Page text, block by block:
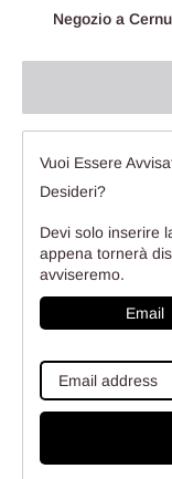
Negozio a
Vuoi Essere
Desideri?
Devi solo inserire
appena tornerà
avviseremo.
Email